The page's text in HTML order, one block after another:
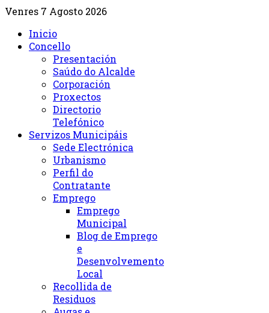
Venres 7 Agosto 2026
Inicio
Concello
Presentación
Saúdo do Alcalde
Corporación
Proxectos
Directorio
Telefónico
Servizos Municipáis
Sede Electrónica
Urbanismo
Perfil do
Contratante
Emprego
Emprego
Municipal
Blog de Emprego
e
Desenvolvemento
Local
Recollida de
Residuos